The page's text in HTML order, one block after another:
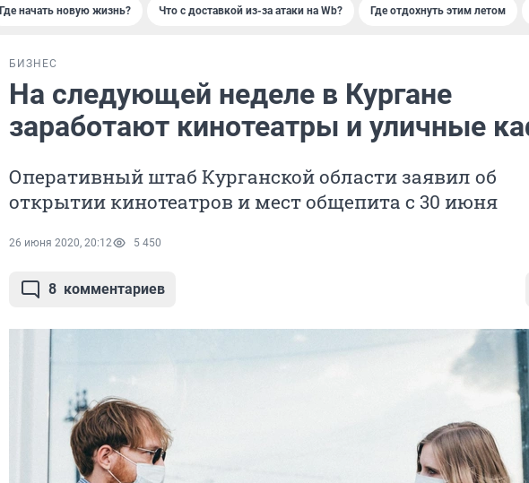
Где начать новую жизнь? Что с доставкой из-за атаки на Wb? Где отдохнуть этим летом
БИЗНЕС
На следующей неделе в Кургане
заработают кинотеатры и уличные
Оперативный штаб Курганской области заявил об
открытии кинотеатров и мест общепита с 30 июня
26 июня 2020, 20:12 5 450
8 комментариев